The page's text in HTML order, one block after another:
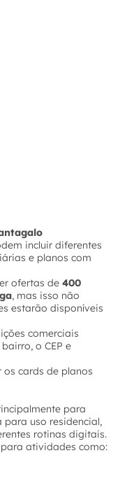
incluir diferentes
e planos com
ofertas de400
, mas isso não
estarão disponíveis
comerciais
o CEP e
cards de planos
para
uso residencial,
rotinas digitais.
atividades como: